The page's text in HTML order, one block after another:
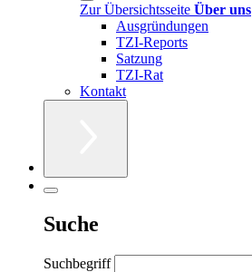
Zur Übersichtsseite Über uns
Ausgründungen
TZI-Reports
Satzung
TZI-Rat
Kontakt
Suche
Suchbegriff